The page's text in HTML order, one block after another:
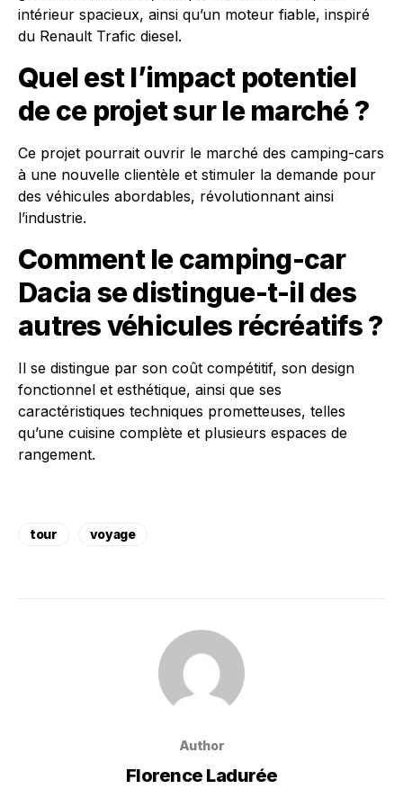
intérieur spacieux, ainsi qu’un moteur fiable, inspiré
du Renault Trafic diesel.
Quel est l’impact potentiel
de ce projet sur le marché ?
Ce projet pourrait ouvrir le marché des camping-cars
à une nouvelle clientèle et stimuler la demande pour
des véhicules abordables, révolutionnant ainsi
l’industrie.
Comment le camping-car
Dacia se distingue-t-il des
autres véhicules récréatifs ?
Il se distingue par son coût compétitif, son design
fonctionnel et esthétique, ainsi que ses
caractéristiques techniques prometteuses, telles
qu’une cuisine complète et plusieurs espaces de
rangement.
tour voyage
Author
Florence Ladurée